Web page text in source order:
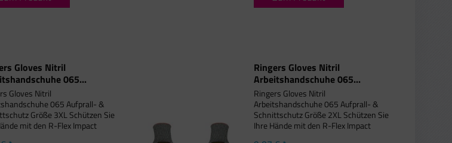
Gloves Nitril
065...
Gloves Nitril
065 Aufprall- &
Größe 3XL Schützen Sie
mit den R-Flex Impact
Ringers Gloves Nitril
Arbeitshandschuhe 065...
Ringers Gloves Nitril
Arbeitshandschuhe 065 Aufprall- &
Schnittschutz Größe 2XL Schützen Sie
Ihre Hände mit den R-Flex Impact